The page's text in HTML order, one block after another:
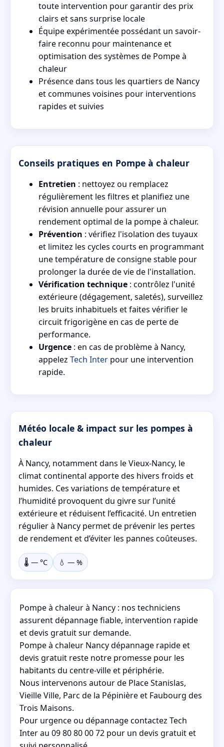
toute intervention pour garantir des prix
clairs et sans surprise locale
Équipe expérimentée possédant un savoir-
faire reconnu pour maintenance et
optimisation des systèmes de Pompe à
chaleur
Présence dans tous les quartiers de Nancy
et communes voisines pour interventions
rapides et suivies
Conseils pratiques en Pompe à chaleur
Entretien : nettoyez ou remplacez
régulièrement les filtres et planifiez une
révision annuelle pour assurer un
rendement optimal de la pompe à chaleur.
Prévention : vérifiez l'isolation des tuyaux
et limitez les cycles courts en programmant
une température de consigne stable pour
prolonger la durée de vie de l'installation.
Vérification technique : contrôlez l'unité
extérieure (dégagement, saletés), surveillez
les bruits inhabituels et faites vérifier le
circuit frigorigène en cas de perte de
performance.
Urgence : en cas de problème à Nancy,
appelez Tech Inter pour une intervention
rapide.
Météo locale & impact sur les pompes à
chaleur
À Nancy, notamment dans le Vieux-Nancy, le
climat continental apporte des hivers froids et
humides. Ces variations de température et
l’humidité provoquent du givre sur l’unité
extérieure et réduisent l’efficacité. Un entretien
régulier à Nancy permet de prévenir les pertes
de rendement et d’éviter les pannes coûteuses.
🌡️ — °C 💧 — %
Pompe à chaleur à Nancy : nos techniciens
assurent dépannage fiable, intervention rapide
et devis gratuit sur demande.
Pompe à chaleur Nancy dépannage rapide et
devis gratuit reste notre promesse pour les
habitants du centre-ville et périphérie.
Nous intervenons autour de Place Stanislas,
Vieille Ville, Parc de la Pépinière et Faubourg des
Trois Maisons.
Pour urgence ou dépannage contactez Tech
Inter au 09 80 80 00 72 pour un devis gratuit et